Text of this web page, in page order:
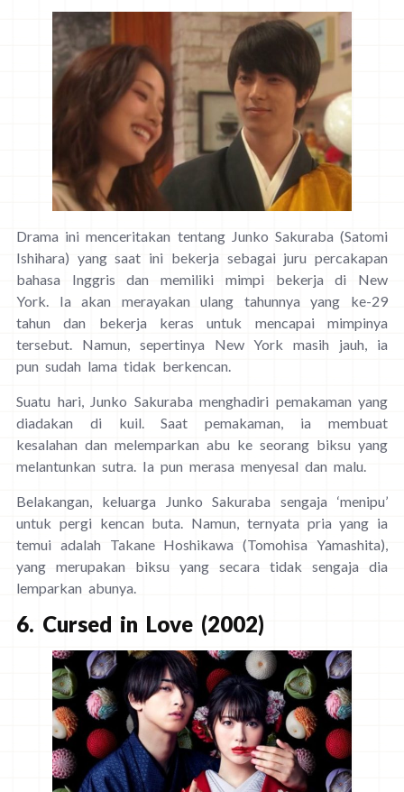
Drama ini menceritakan tentang Junko Sakuraba (Satomi
Ishihara) yang saat ini bekerja sebagai juru percakapan
bahasa Inggris dan memiliki mimpi bekerja di New
York. Ia akan merayakan ulang tahunnya yang ke-29
tahun dan bekerja keras untuk mencapai mimpinya
tersebut. Namun, sepertinya New York masih jauh, ia
pun sudah lama tidak berkencan.
Suatu hari, Junko Sakuraba menghadiri pemakaman yang
diadakan di kuil. Saat pemakaman, ia membuat
kesalahan dan melemparkan abu ke seorang biksu yang
melantunkan sutra. Ia pun merasa menyesal dan malu.
Belakangan, keluarga Junko Sakuraba sengaja ‘menipu’
untuk pergi kencan buta. Namun, ternyata pria yang ia
temui adalah Takane Hoshikawa (Tomohisa Yamashita),
yang merupakan biksu yang secara tidak sengaja dia
lemparkan abunya.
6. Cursed in Love (2002)